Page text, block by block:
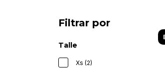
Filtrar por
Talle
Xs (2)